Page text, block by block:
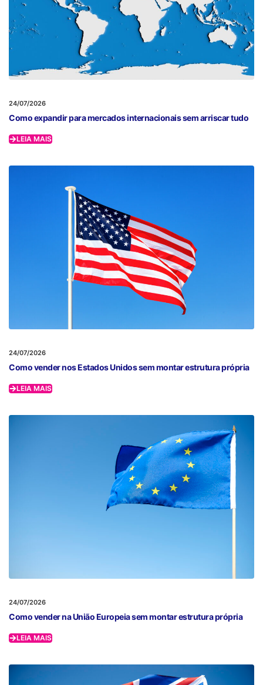
24/07/2026
Como expandir para mercados internacionais sem arriscar tudo
LEIA MAIS
24/07/2026
Como vender nos Estados Unidos sem montar estrutura própria
LEIA MAIS
24/07/2026
Como vender na União Europeia sem montar estrutura própria
LEIA MAIS